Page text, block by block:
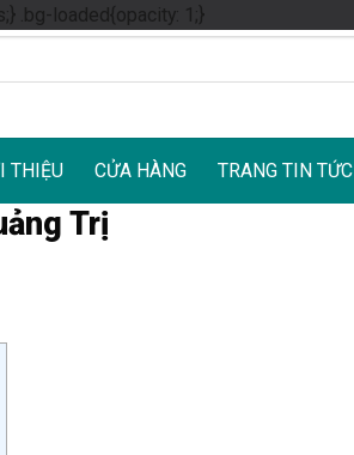
.bg-loaded{opacity: 1;}Skip
to
THIỆU CỬA HÀNG TRANG TIN TỨC
Trị